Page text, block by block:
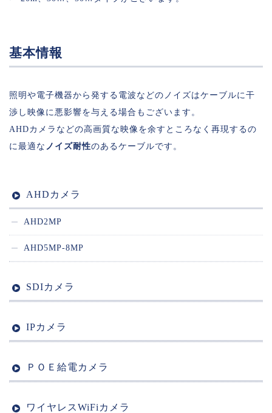
基本情報
照明や電子機器から発する電波などのノイズはケーブルに干
渉し映像に悪影響を与える場合もございます。
AHDカメラなどの高画質な映像を余すところなく再現するの
に最適な ノイズ耐性のあるケーブルです。
AHDカメラ
AHD2MP
AHD5MP-8MP
SDIカメラ
IPカメラ
ＰＯＥ給電カメラ
ワイヤレスWiFiカメラ